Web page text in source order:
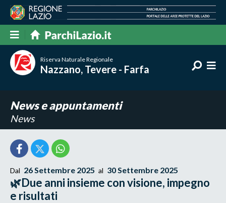
Riserva Naturale Regionale
Nazzano, Tevere - Farfa
News e appuntamenti
News
Dal 26 Settembre 2025 al 30 Settembre 2025
🌿Due anni insieme con visione, impegno
e risultati